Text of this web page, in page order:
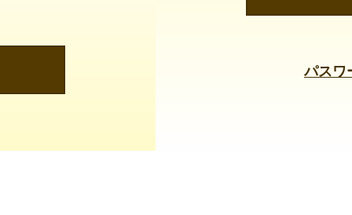
パスワ